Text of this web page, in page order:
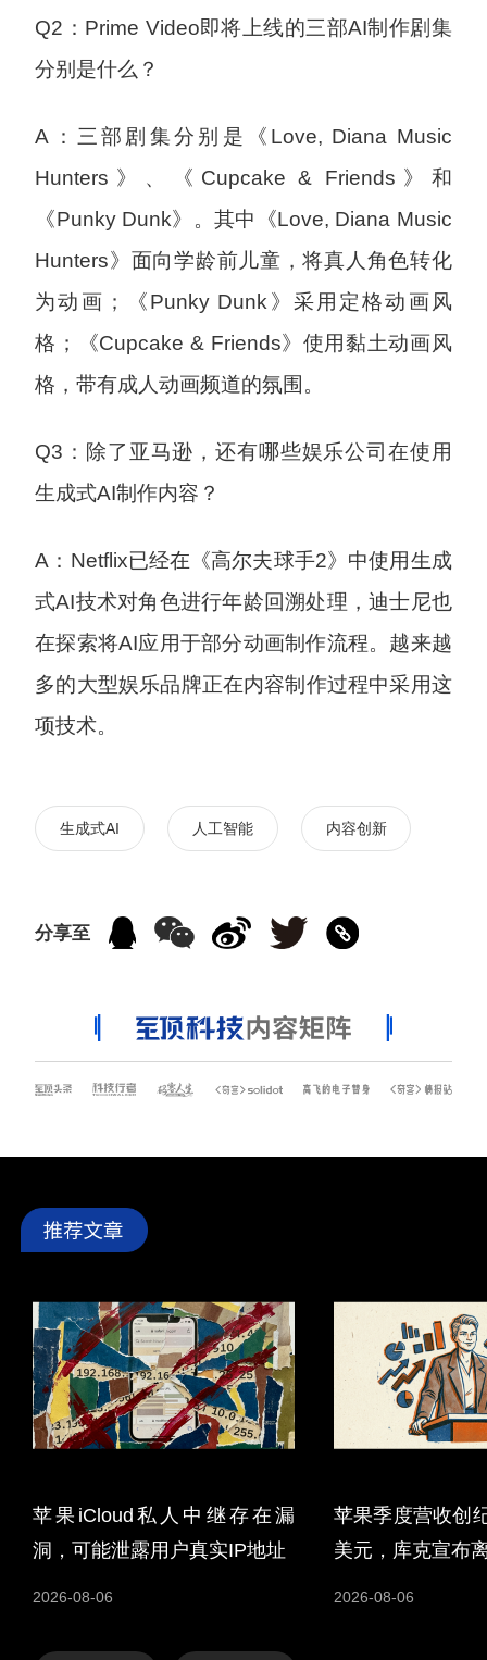
Q2：Prime Video即将上线的三部AI制作剧集
分别是什么？
A：三部剧集分别是《Love, Diana Music
Hunters》、《Cupcake & Friends》和
《Punky Dunk》。其中《Love, Diana Music
Hunters》面向学龄前儿童，将真人角色转化
为动画；《Punky Dunk》采用定格动画风
格；《Cupcake & Friends》使用黏土动画风
格，带有成人动画频道的氛围。
Q3：除了亚马逊，还有哪些娱乐公司在使用
生成式AI制作内容？
A：Netflix已经在《高尔夫球手2》中使用生成
式AI技术对角色进行年龄回溯处理，迪士尼也
在探索将AI应用于部分动画制作流程。越来越
多的大型娱乐品牌正在内容制作过程中采用这
项技术。
生成式AI 人工智能 内容创新
分享至
苹果iCloud私人中继存在漏
洞，可能泄露用户真实IP地址
2026-08-06
苹果季度营收创
美元，库克宣布
2026-08-06